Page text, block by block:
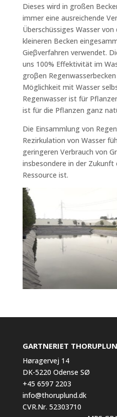
Dieses wird in großen
immer eine ausreichende
Überschüssiges Wasser
kleineren Becken
Gieβverfahren verwendet.
uns 100% Effektivität im
groβen
Möglichkeit mit Wasser
Regenwasser ist für
ist für die Pflanzen ganz
Die Einsammlung von
Rezirkulation von Wasser
geringeren Verbrauch von
insbesondere in der Zukunft
Ressource ist.
GARTNERIET
Høragervej 14
DK-5220 Odense SØ
+45 6597 2203
info@thoruplund.dk
CVR.Nr. 52303710